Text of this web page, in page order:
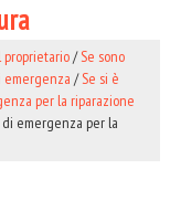
proprietario/Se sono
emergenza /Se si è
per la riparazione
emergenza per la